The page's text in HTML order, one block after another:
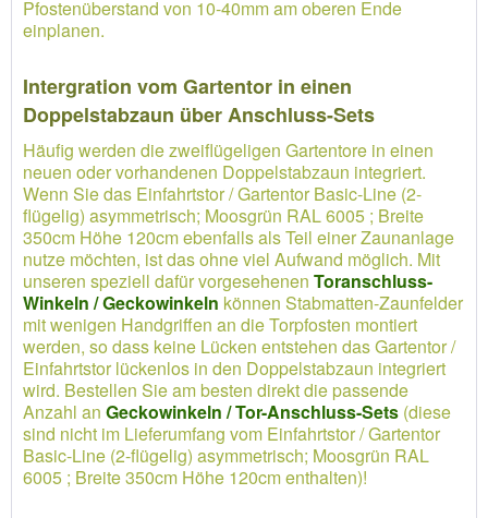
Pfostenüberstand von 10-40mm am oberen Ende
einplanen.
Intergration vom Gartentor in einen
Doppelstabzaun über Anschluss-Sets
Häufig werden die zweiflügeligen Gartentore in einen
neuen oder vorhandenen Doppelstabzaun integriert.
Wenn Sie das Einfahrtstor / Gartentor Basic-Line (2-
flügelig) asymmetrisch; Moosgrün RAL 6005 ; Breite
350cm Höhe 120cm ebenfalls als Teil einer Zaunanlage
nutze möchten, ist das ohne viel Aufwand möglich. Mit
unseren speziell dafür vorgesehenen Toranschluss-
Winkeln / Geckowinkeln können Stabmatten-Zaunfelder
mit wenigen Handgriffen an die Torpfosten montiert
werden, so dass keine Lücken entstehen das Gartentor /
Einfahrtstor lückenlos in den Doppelstabzaun integriert
wird. Bestellen Sie am besten direkt die passende
Anzahl an Geckowinkeln / Tor-Anschluss-Sets (diese
sind nicht im Lieferumfang vom Einfahrtstor / Gartentor
Basic-Line (2-flügelig) asymmetrisch; Moosgrün RAL
6005 ; Breite 350cm Höhe 120cm enthalten)!